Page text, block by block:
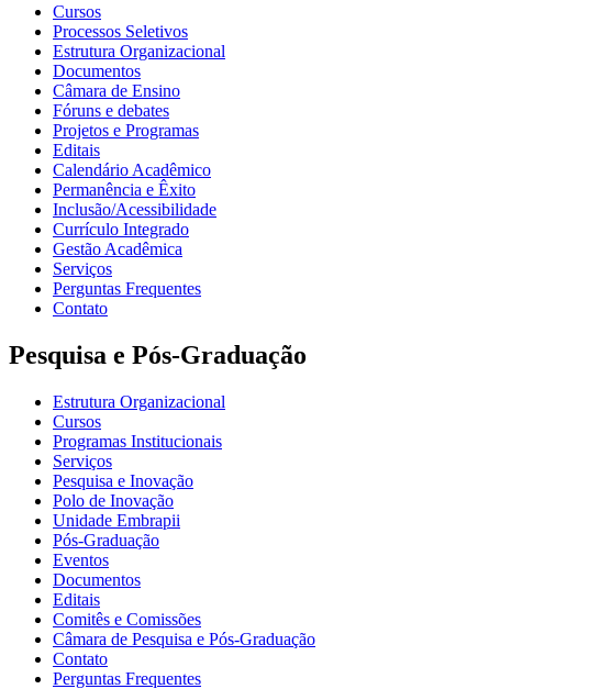
Cursos
Processos Seletivos
Estrutura Organizacional
Documentos
Câmara de Ensino
Fóruns e debates
Projetos e Programas
Editais
Calendário Acadêmico
Permanência e Êxito
Inclusão/Acessibilidade
Currículo Integrado
Gestão Acadêmica
Serviços
Perguntas Frequentes
Contato
Pesquisa e Pós-Graduação
Estrutura Organizacional
Cursos
Programas Institucionais
Serviços
Pesquisa e Inovação
Polo de Inovação
Unidade Embrapii
Pós-Graduação
Eventos
Documentos
Editais
Comitês e Comissões
Câmara de Pesquisa e Pós-Graduação
Contato
Perguntas Frequentes